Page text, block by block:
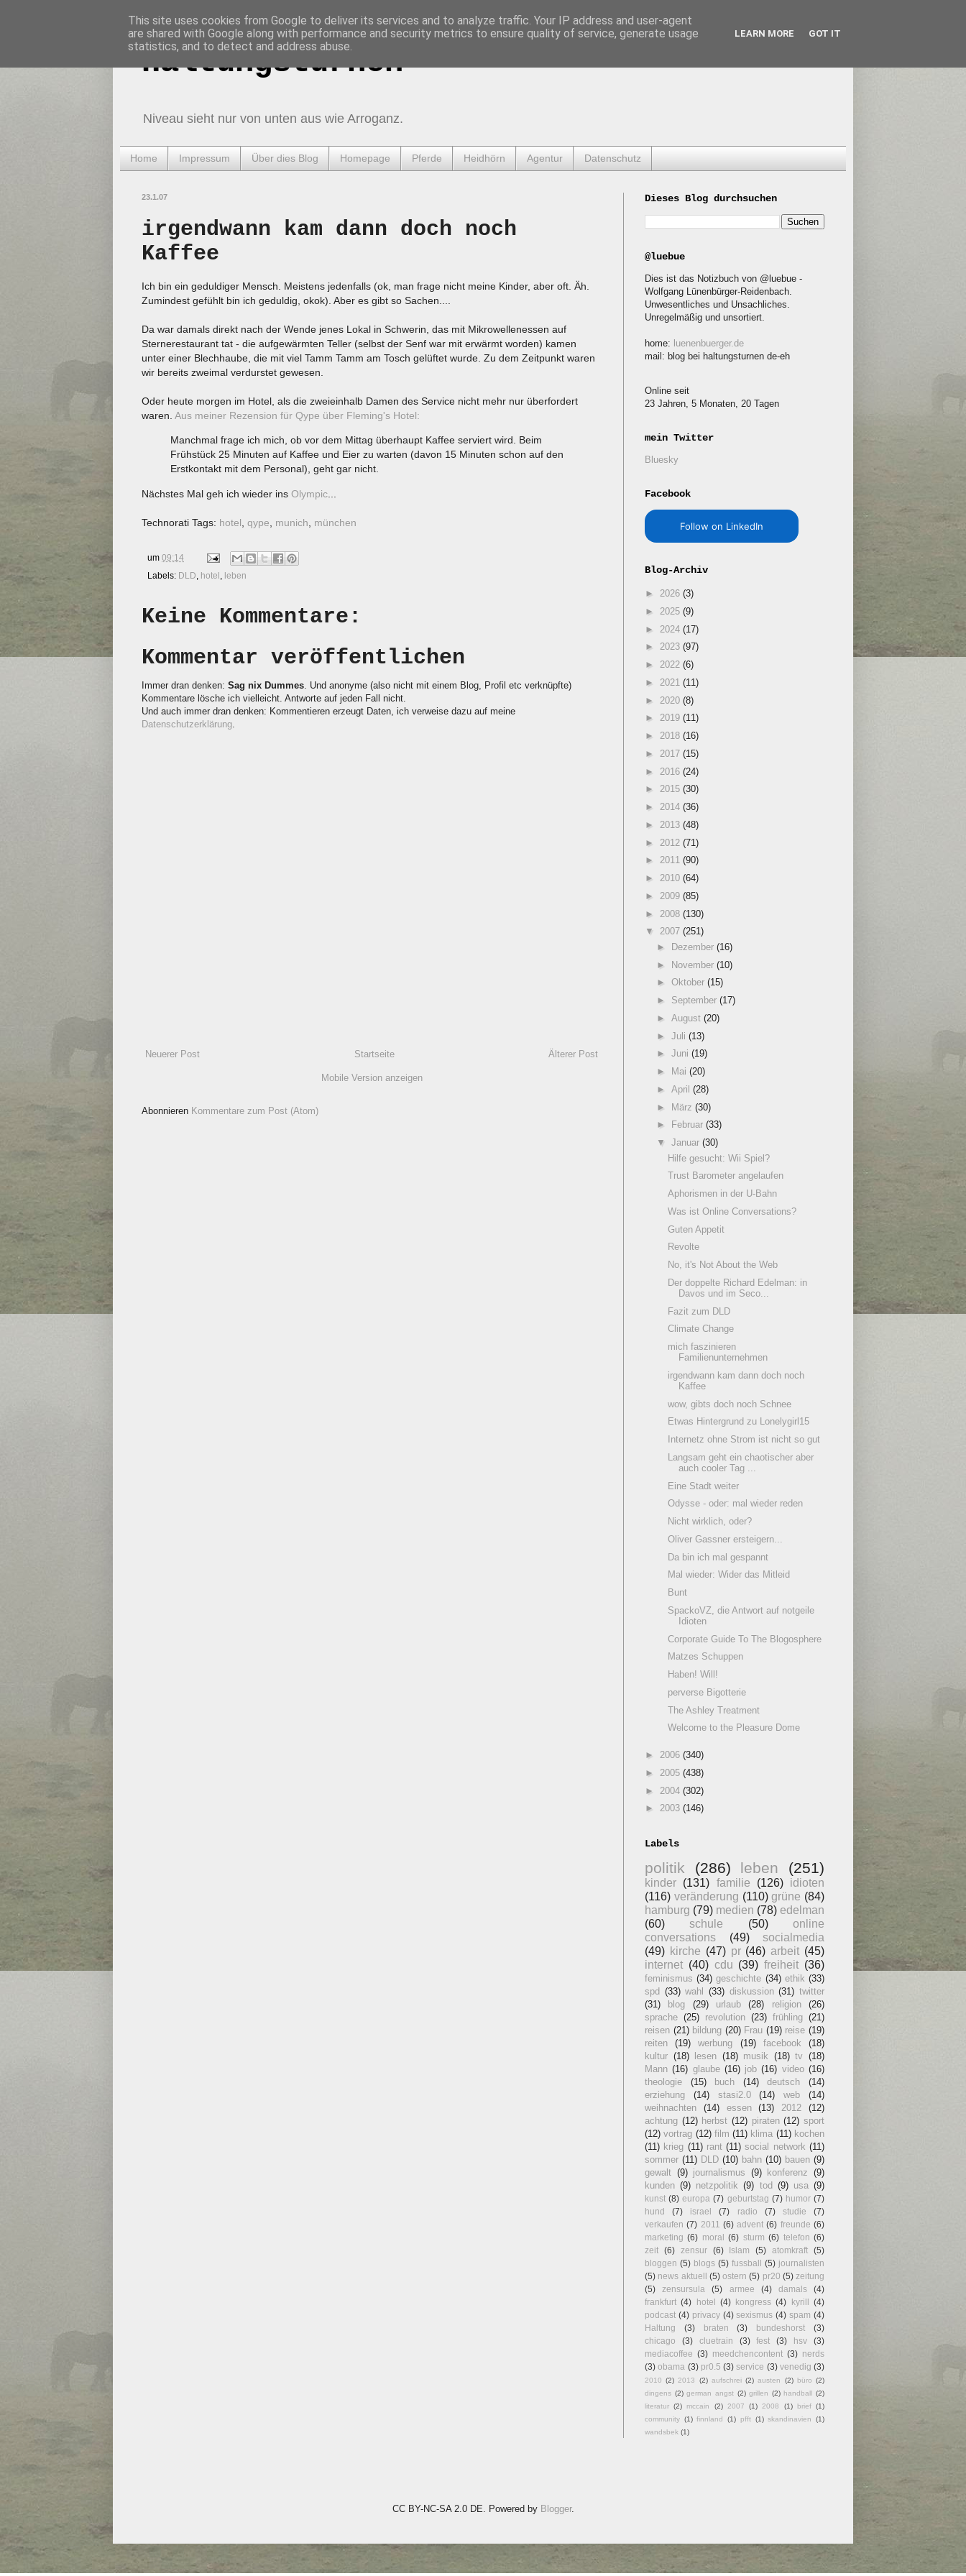
Haltungsturnen
Niveau sieht nur von unten aus wie Arroganz.
Home Impressum Über dies Blog Homepage Pferde Heidhörn Agentur Datenschutz
23.1.07
irgendwann kam dann doch noch
Kaffee
Ich bin ein geduldiger Mensch. Meistens jedenfalls (ok, man frage nicht meine Kinder, aber oft. Äh.
Zumindest gefühlt bin ich geduldig, okok). Aber es gibt so Sachen....
Da war damals direkt nach der Wende jenes Lokal in Schwerin, das mit Mikrowellenessen auf
Sternerestaurant tat - die aufgewärmten Teller (selbst der Senf war mit erwärmt worden) kamen
unter einer Blechhaube, die mit viel Tamm Tamm am Tosch gelüftet wurde. Zu dem Zeitpunkt waren
wir bereits zweimal verdurstet gewesen.
Oder heute morgen im Hotel, als die zweieinhalb Damen des Service nicht mehr nur überfordert
waren. Aus meiner Rezension für Qype über Fleming's Hotel:
Manchmal frage ich mich, ob vor dem Mittag überhaupt Kaffee serviert wird. Beim
Frühstück 25 Minuten auf Kaffee und Eier zu warten (davon 15 Minuten schon auf den
Erstkontakt mit dem Personal), geht gar nicht.
Nächstes Mal geh ich wieder ins Olympic
Technorati Tags: hotel qype munich münchen
um 09:14
Labels: DLD hotel leben
Keine Kommentare:
Kommentar veröffentlichen
Immer dran denken: Sag nix Dummes . Und anonyme (also nicht mit einem Blog, Profil etc verknüpfte)
Kommentare lösche ich vielleicht. Antworte auf jeden Fall nicht.
Und auch immer dran denken: Kommentieren erzeugt Daten, ich verweise dazu auf meine
Datenschutzerklärung
Neuerer Post Älterer Post
Startseite
Mobile Version anzeigen
Abonnieren Kommentare zum Post (Atom)
Dieses Blog durchsuchen
@luebue
Dies ist das Notizbuch von @luebue -
Wolfgang Lünenbürger-Reidenbach.
Unwesentliches und Unsachliches.
Unregelmäßig und unsortiert.
home: luenenbuerger.de
mail: blog bei haltungsturnen de-eh
Online seit
23 Jahren, 5 Monaten, 20 Tagen
mein Twitter
Bluesky
Facebook
Follow on LinkedIn
Blog-Archiv
► 2026 (3)
► 2025 (9)
► 2024 (17)
► 2023 (97)
► 2022 (6)
► 2021 (11)
► 2020 (8)
► 2019 (11)
► 2018 (16)
► 2017 (15)
► 2016 (24)
► 2015 (30)
► 2014 (36)
► 2013 (48)
► 2012 (71)
► 2011 (90)
► 2010 (64)
► 2009 (85)
► 2008 (130)
▼ 2007 (251)
►
Dezember (16)
► November (10)
► Oktober (15)
► September (17)
► August (20)
► Juli (13)
► Juni (19)
►
Mai (20)
► April (28)
► März (30)
►
Februar (33)
▼ Januar (30)
Hilfe gesucht: Wii Spiel?
Trust Barometer angelaufen
Aphorismen in der U-Bahn
Was ist Online Conversations?
Guten Appetit
Revolte
No, it's Not About the Web
Der doppelte Richard Edelman: in
Davos und im Seco...
Fazit zum DLD
Climate Change
mich faszinieren
Familienunternehmen
irgendwann kam dann doch noch
Kaffee
wow, gibts doch noch Schnee
Etwas Hintergrund zu Lonelygirl15
Internetz ohne Strom ist nicht so gut
Langsam geht ein chaotischer aber
auch cooler Tag ...
Eine Stadt weiter
Odysse - oder: mal wieder reden
Nicht wirklich, oder?
Oliver Gassner ersteigern...
Da bin ich mal gespannt
Mal wieder: Wider das Mitleid
Bunt
SpackoVZ, die Antwort auf notgeile
Idioten
Corporate Guide To The Blogosphere
Matzes Schuppen
Haben! Will!
perverse Bigotterie
The Ashley Treatment
Welcome to the Pleasure Dome
► 2006 (340)
► 2005 (438)
► 2004 (302)
► 2003 (146)
Labels
politik (286) leben (251)
kinder (131) familie (126)
idioten
(116) veränderung (110) grüne (84)
hamburg (79) medien (78) edelman
(60)
schule (50)
online
conversations
(49)
socialmedia
(49) kirche (47) pr (46) arbeit (45)
internet (40) cdu (39) freiheit (36)
feminismus (34) geschichte (34) ethik (33)
spd (33) wahl (33) diskussion (31) twitter
(31)
blog (29) urlaub (28) religion
(26)
sprache (25) revolution (23) frühling (21)
reisen (21) bildung (20) Frau (19) reise (19)
reiten
(19) werbung (19) facebook
(18)
kultur (18) lesen (18) musik (18) tv
(18)
Mann (16) glaube (16) job (16) video (16)
theologie
(15) buch (14) deutsch
(14)
erziehung
(14) stasi2.0 (14) web
(14)
weihnachten
(14) essen (13) 2012
(12)
achtung (12) herbst (12) piraten (12) sport
(12) vortrag (12) film (11) klima (11) kochen
(11) krieg (11) rant (11) social network (11)
sommer (11) DLD (10) bahn (10) bauen (9)
gewalt (9) journalismus (9) konferenz
(9)
kunden (9) netzpolitik (9) tod (9) usa (9)
kunst (8) europa (7) geburtstag (7) humor (7)
hund
(7) israel (7) radio (7) studie
(7)
verkaufen (7) 2011 (6) advent (6) freunde (6)
marketing (6) moral (6) sturm (6) telefon (6)
zeit
(6) zensur (6) Islam (5) atomkraft
(5)
bloggen (5) blogs (5) fussball (5) journalisten
(5) news aktuell (5) ostern (5) pr20 (5) zeitung
(5)
zensursula (5) armee (4) damals
(4)
frankfurt (4) hotel (4) kongress (4) kyrill (4)
podcast (4) privacy (4) sexismus (4) spam (4)
Haltung
(3) braten (3) bundeshorst
(3)
chicago
(3) cluetrain (3) fest (3) hsv
(3)
mediacoffee (3) meedchencontent (3) nerds
(3) obama (3) pr0.5 (3) service (3) venedig (3)
2010 (2) 2013 (2) aufschrei (2) austen (2) büro (2)
dingens (2) german angst (2) grillen (2) handball (2)
literatur (2) mccain (2) 2007 (1) 2008 (1) brief (1)
community (1) finnland (1) pfft (1) skandinavien
(1)
wandsbek (1)
CC BY-NC-SA 2.0 DE. Powered by Blogger.
This site uses cookies from Google to deliver its services and to analyze traffic. Your IP address and user-agent
are shared with Google along with performance and security metrics to ensure quality of service, generate usage
statistics, and to detect and address abuse.
LEARN MORE GOT IT